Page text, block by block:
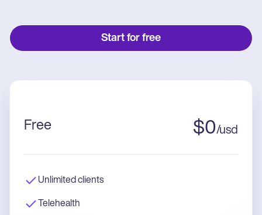
Start for free
Free $0/usd
Unlimited clients
Telehealth